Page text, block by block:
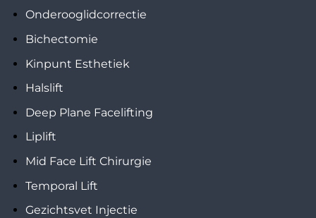
Onderooglidcorrectie
Bichectomie
Kinpunt Esthetiek
Halslift
Deep Plane Facelifting
Liplift
Mid Face Lift Chirurgie
Temporal Lift
Gezichtsvet Injectie